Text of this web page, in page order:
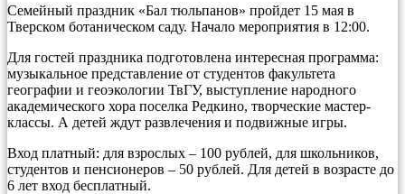
Семейный праздник «Бал тюльпанов» пройдет 15 мая в
Тверском ботаническом саду. Начало мероприятия в 12:00.
Для гостей праздника подготовлена интересная программа:
музыкальное представление от студентов факультета
географии и геоэкологии ТвГУ, выступление народного
академического хора поселка Редкино, творческие мастер-
классы. А детей ждут развлечения и подвижные игры.
Вход платный: для взрослых – 100 рублей, для школьников,
студентов и пенсионеров – 50 рублей. Для детей в возрасте до
6 лет вход бесплатный.